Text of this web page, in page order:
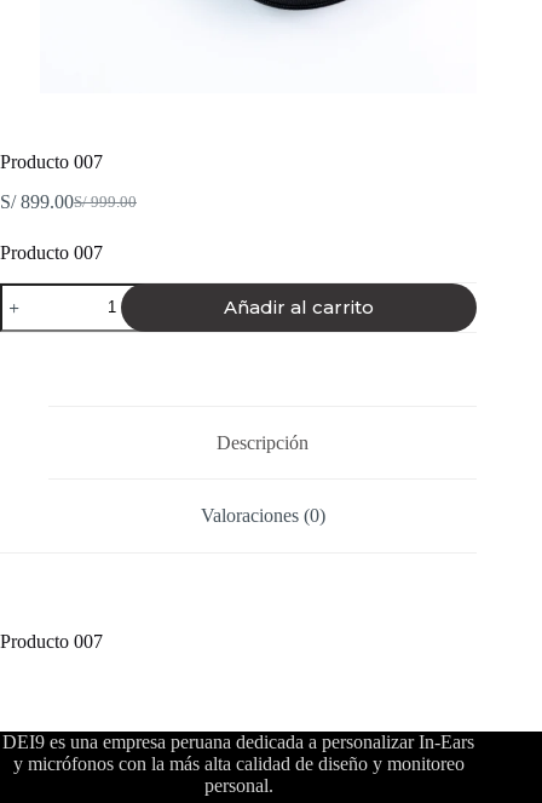
Producto 007
S/999.00
El
original
S/ 999.00.
S/899.00El
actual
S/ 899.00.
Producto 007
Producto
007
cantidad
Añadir al carrito
Descripción
Valoraciones (0)
Producto 007
DEI9 es una empresa peruana dedicada a personalizar In-Ears
y micrófonos con la más alta calidad de diseño y monitoreo
personal.